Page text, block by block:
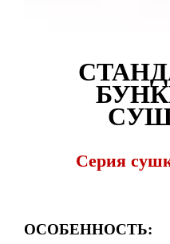
Серия
ОСОБЕННОСТЬ: